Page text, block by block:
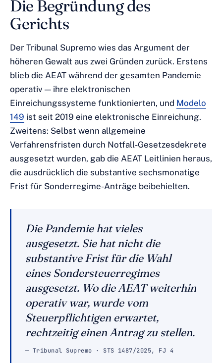
Die Begründung des
Gerichts
Der Tribunal Supremo wies das Argument der
höheren Gewalt aus zwei Gründen zurück. Erstens
blieb die AEAT während der gesamten Pandemie
operativ — ihre elektronischen
Einreichungssysteme funktionierten, und Modelo
149 ist seit 2019 eine elektronische Einreichung.
Zweitens: Selbst wenn allgemeine
Verfahrensfristen durch Notfall-Gesetzesdekrete
ausgesetzt wurden, gab die AEAT Leitlinien heraus,
die ausdrücklich die substantive sechsmonatige
Frist für Sonderregime-Anträge beibehielten.
Die Pandemie hat vieles
ausgesetzt. Sie hat nicht die
substantive Frist für die Wahl
eines Sondersteuerregimes
ausgesetzt. Wo die AEAT weiterhin
operativ war, wurde vom
Steuerpflichtigen erwartet,
rechtzeitig einen Antrag zu stellen.
— Tribunal Supremo · STS 1487/2025, FJ 4